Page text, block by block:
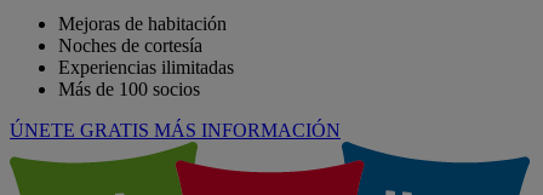
Mejoras de habitación
Noches de cortesía
Experiencias ilimitadas
Más de 100 socios
ÚNETE GRATIS MÁS INFORMACIÓN